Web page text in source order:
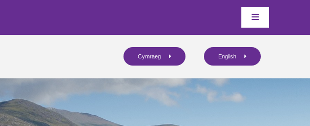
Cymraeg English